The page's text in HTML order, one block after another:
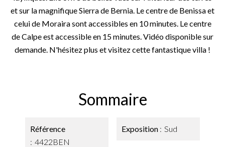
et sur la magnifique Sierra de Bernia. Le centre de Benissa et
celui de Moraira sont accessibles en 10 minutes. Le centre
de Calpe est accessible en 15 minutes. Vidéo disponible sur
demande. N'hésitez plus et visitez cette fantastique villa !
Sommaire
Référence
4422BEN
Exposition Sud